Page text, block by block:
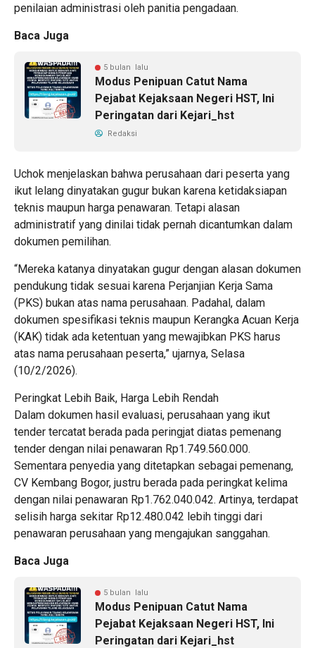
penilaian administrasi oleh panitia pengadaan.
Baca Juga
5 bulan lalu
Modus Penipuan Catut Nama
Pejabat Kejaksaan Negeri HST, Ini
Peringatan dari Kejari_hst
Redaksi
Uchok menjelaskan bahwa perusahaan dari peserta yang
ikut lelang dinyatakan gugur bukan karena ketidaksiapan
teknis maupun harga penawaran. Tetapi alasan
administratif yang dinilai tidak pernah dicantumkan dalam
dokumen pemilihan.
“Mereka katanya dinyatakan gugur dengan alasan dokumen
pendukung tidak sesuai karena Perjanjian Kerja Sama
(PKS) bukan atas nama perusahaan. Padahal, dalam
dokumen spesifikasi teknis maupun Kerangka Acuan Kerja
(KAK) tidak ada ketentuan yang mewajibkan PKS harus
atas nama perusahaan peserta,” ujarnya, Selasa
(10/2/2026).
Peringkat Lebih Baik, Harga Lebih Rendah
Dalam dokumen hasil evaluasi, perusahaan yang ikut
tender tercatat berada pada peringjat diatas pemenang
tender dengan nilai penawaran Rp1.749.560.000.
Sementara penyedia yang ditetapkan sebagai pemenang,
CV Kembang Bogor, justru berada pada peringkat kelima
dengan nilai penawaran Rp1.762.040.042. Artinya, terdapat
selisih harga sekitar Rp12.480.042 lebih tinggi dari
penawaran perusahaan yang mengajukan sanggahan.
Baca Juga
5 bulan lalu
Modus Penipuan Catut Nama
Pejabat Kejaksaan Negeri HST, Ini
Peringatan dari Kejari_hst